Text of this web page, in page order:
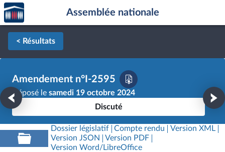
Aller au contenu
Aller en bas de la page
Accèder
à la
page
d'accueil
Assemblée nationale
< Résultats
Amendement n°I-2595
Déposé le samedi 19 octobre 2024
Discuté
Dossier législatif Compte rendu
Version XML
Version JSON
Version PDF
Version Word/LibreOffice